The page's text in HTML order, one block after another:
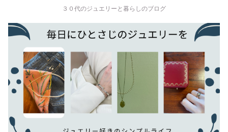
３０代のジュエリーと暮らしのブログ